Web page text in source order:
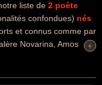
liste de 2 poète
confondues) nés
et connus comme par
Novarina, Amos
de la peinture,
+
+